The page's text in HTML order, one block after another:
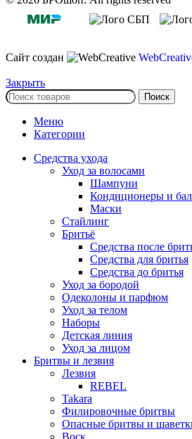
Сайт создан
Закрыть
Поиск
Меню
Категории
Средства ухода
Уход за волосами
Шампуни
Кондиционеры и
Маски
Стайлинг
Бритьё
Средства после
Средства для бритья
Средства до бритья
Уход за бородой
Одеколоны и парфюм
Уход за телом
Наборы
Детская линия
Уход за лицом
Бритвы и лезвия
Лезвия
REBEL
Takara
Филировочные бритвы
Опасные бритвы и